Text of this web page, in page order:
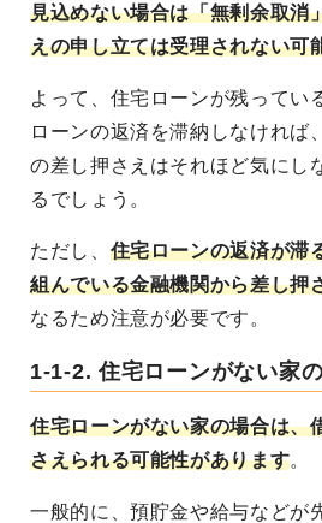
見込めない場合は「無剰余取消
えの申し立ては受理されない可
よって、住宅ローンが残ってい
ローンの返済を滞納しなければ
の差し押さえはそれほど気にし
るでしょう。
ただし、 住宅ローンの返済が滞
組んでいる金融機関から差し押
なるため注意が必要です。
1-1-2. 住宅ローンがない家
住宅ローンがない家の場合は、
さえられる可能性があります。
一般的に、預貯金や給与などが